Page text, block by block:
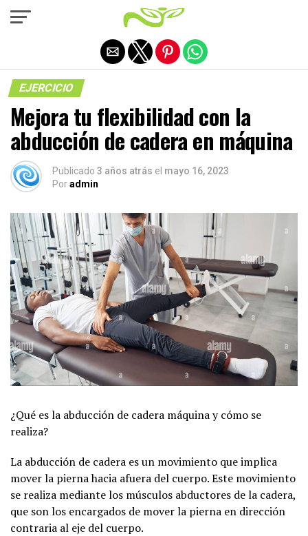
EJERCICIO
Mejora tu flexibilidad con la
abducción de cadera en máquina
Publicado 3 años atrás el mayo 16, 2023
Poradmin
¿Qué es la abducción de cadera máquina y cómo se
realiza?
La abducción de cadera es un movimiento que implica
mover la pierna hacia afuera del cuerpo. Este movimiento
se realiza mediante los músculos abductores de la cadera,
que son los encargados de mover la pierna en dirección
contraria al eje del cuerpo.
Salir de la versión móvil